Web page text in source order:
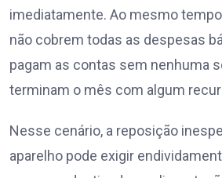
imediatamente. Ao mesmo
não cobrem todas as despesas
pagam as contas sem nenhuma
terminam o mês com algum
Nesse cenário, a reposição
aparelho pode exigir